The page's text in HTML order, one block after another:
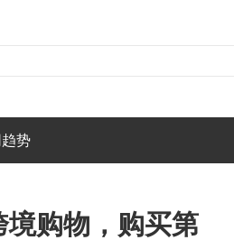
势
购物，购买第